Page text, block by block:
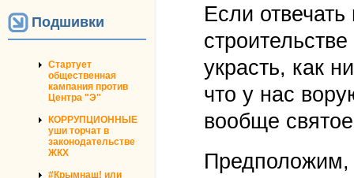
Подшивки
Стартует
общественная
кампания против
Центра "Э"
КОРРУПЦИОННЫЕ
уши торчат в
законодательстве
ЖКХ
#Крымнаш! или
Если
украсть, как
что у нас
вообще